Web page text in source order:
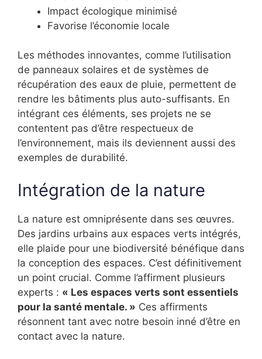
Impact écologique minimisé
Favorise l’économie locale
Les méthodes innovantes, comme l’utilisation
de panneaux solaires et de systèmes de
récupération des eaux de pluie, permettent de
rendre les bâtiments plus auto-suffisants. En
intégrant ces éléments, ses projets ne se
contentent pas d’être respectueux de
l’environnement, mais ils deviennent aussi des
exemples de durabilité.
Intégration de la nature
La nature est omniprésente dans ses œuvres.
Des jardins urbains aux espaces verts intégrés,
elle plaide pour une biodiversité bénéfique dans
la conception des espaces. C’est définitivement
un point crucial. Comme l’affirment plusieurs
experts : « Les espaces verts sont essentiels
pour la santé mentale. » Ces affirments
résonnent tant avec notre besoin inné d’être en
contact avec la nature.